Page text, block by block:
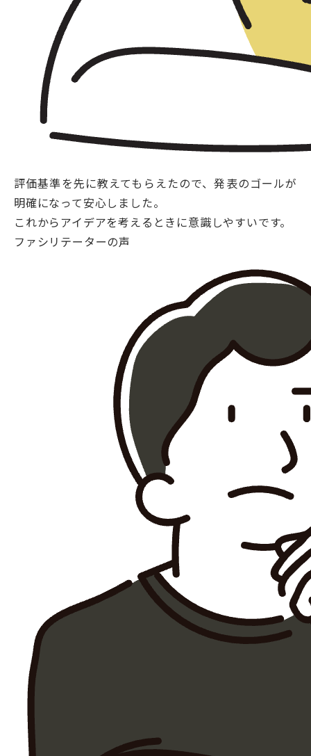
評価基準を先に教えてもらえたので、発表のゴールが
明確になって安心しました。
これからアイデアを考えるときに意識しやすいです。
ファシリテーターの声